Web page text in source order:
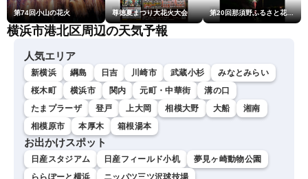
第74回小山の花火 尊徳夏まつり大花火大会 第20回那須野ふるさと花火大会
横浜市港北区周辺の天気予報
人気エリア
新横浜 綱島 日吉 川崎市 武蔵小杉
みなとみらい
桜木町
横浜市 関内 元町・中華街
溝の口
たまプラーザ
登戸 上大岡 相模大野 大船
湘南
相模原市
本厚木 箱根湯本
お出かけスポット
日産スタジアム 日産フィールド小机
夢見ヶ崎動物公園